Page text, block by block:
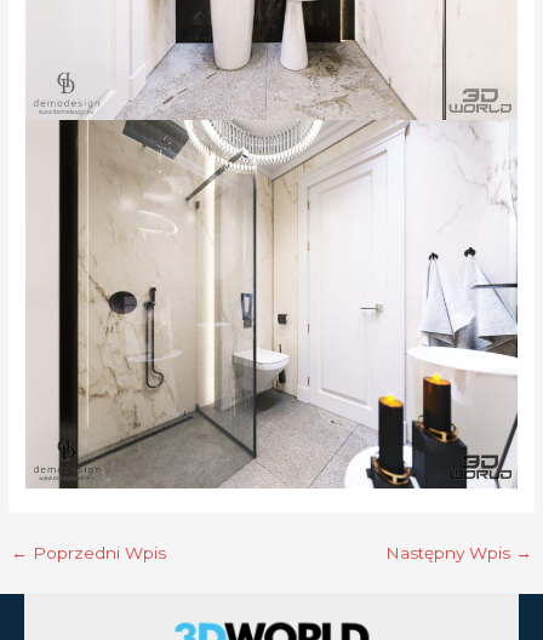
← Poprzedni Wpis Następny Wpis →